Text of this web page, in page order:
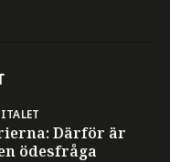
Därför är
ödesfråga